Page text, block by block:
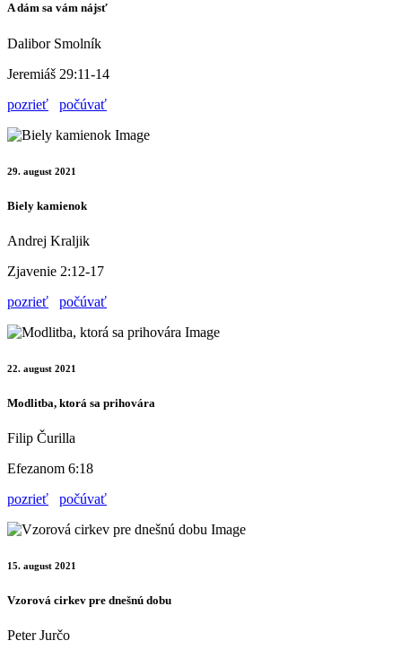
A dám sa vám nájsť
Dalibor Smolník
Jeremiáš 29:11-14
pozrieť
počúvať
29. august 2021
Biely kamienok
Andrej Kraljik
Zjavenie 2:12-17
pozrieť
počúvať
22. august 2021
Modlitba, ktorá sa prihovára
Filip Čurilla
Efezanom 6:18
pozrieť
počúvať
15. august 2021
Vzorová cirkev pre dnešnú dobu
Peter Jurčo